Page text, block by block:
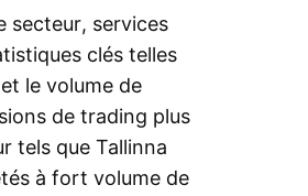
secteur, services
clés telles
le volume de
de trading plus
tels que Tallinna
à fort volume de